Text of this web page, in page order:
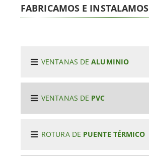
FABRICAMOS E INSTALAMOS
VENTANAS DEALUMINIO
VENTANAS DE PVC
ROTURA DE PUENTE TÉRMICO